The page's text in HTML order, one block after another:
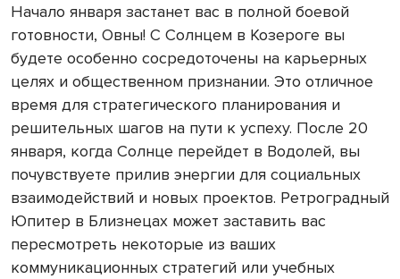
Начало января застанет вас в полной боевой
готовности, Овны! С Солнцем в Козероге вы
будете особенно сосредоточены на карьерных
целях и общественном признании. Это отличное
время для стратегического планирования и
решительных шагов на пути к успеху. После 20
января, когда Солнце перейдет в Водолей, вы
почувствуете прилив энергии для социальных
взаимодействий и новых проектов. Ретроградный
Юпитер в Близнецах может заставить вас
пересмотреть некоторые из ваших
коммуникационных стратегий или учебных